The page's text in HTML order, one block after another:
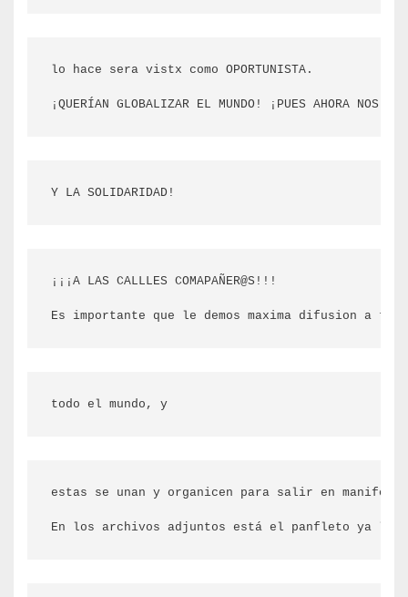
lo hace sera vistx como OPORTUNISTA.
¡QUERÍAN GLOBALIZAR EL MUNDO! ¡PUES AHORA NOS
Y LA SOLIDARIDAD!
¡¡¡A LAS CALLLES COMAPAÑER@S!!!
Es importante que le demos maxima difusion a
todo el mundo, y
estas se unan y organicen para salir en
En los archivos adjuntos está el panfleto ya